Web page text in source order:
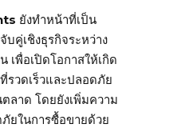
ยังทำหน้าที่เป็น
คู่เชิงธุรกิจระหว่าง
เพื่อเปิดโอกาสให้เกิด
รวดเร็วและปลอดภัย
ลาด โดยยังเพิ่มความ
ยในการซื้อขายด้วย